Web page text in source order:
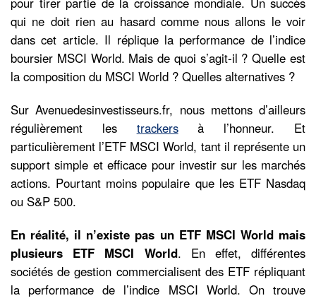
qui ne doit rien au hasard comme nous allons le voir
dans cet article. Il réplique la performance de l’indice
boursier MSCI World. Mais de quoi s’agit-il ? Quelle est
la composition du MSCI World ? Quelles alternatives ?
Sur Avenuedesinvestisseurs.fr, nous mettons d’ailleurs
régulièrement les trackersà l’honneur. Et
particulièrement l’ETF MSCI World, tant il représente un
support simple et efficace pour investir sur les marchés
actions. Pourtant moins populaire que les ETF Nasdaq
ou S&P 500.
En réalité, il n’existe pas un ETF MSCI World mais
plusieurs ETF MSCI World. En effet, différentes
sociétés de gestion commercialisent des ETF répliquant
la performance de l’indice MSCI World. On trouve